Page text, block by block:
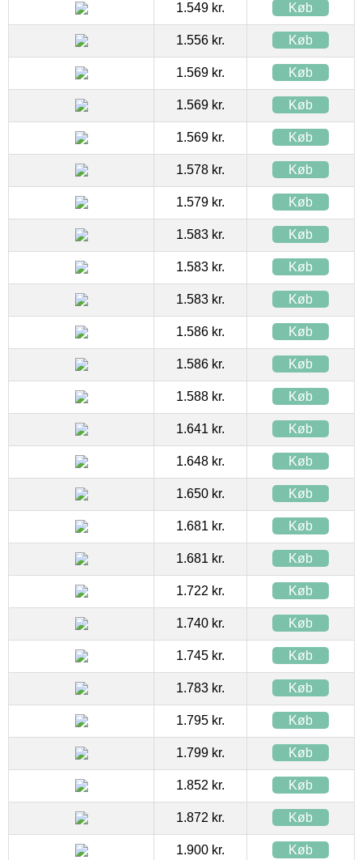
1.549 kr. Køb
1.556 kr. Køb
1.569 kr. Køb
1.569 kr. Køb
1.569 kr. Køb
1.578 kr. Køb
1.579 kr. Køb
1.583 kr. Køb
1.583 kr. Køb
1.583 kr. Køb
1.586 kr. Køb
1.586 kr. Køb
1.588 kr. Køb
1.641 kr. Køb
1.648 kr. Køb
1.650 kr. Køb
1.681 kr. Køb
1.681 kr. Køb
1.722 kr. Køb
1.740 kr. Køb
1.745 kr. Køb
1.783 kr. Køb
1.795 kr. Køb
1.799 kr. Køb
1.852 kr. Køb
1.872 kr. Køb
1.900 kr. Køb